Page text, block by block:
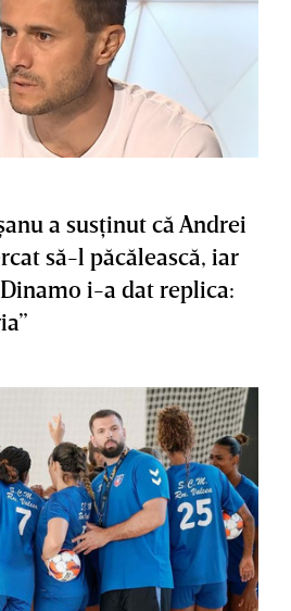
a susţinut că Andrei
să-l păcălească, iar
i-a dat replica: